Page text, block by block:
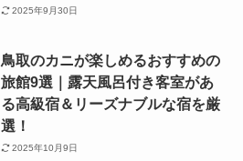
2025年9月30日
鳥取のカニが楽しめるおすすめの
旅館9選｜露天風呂付き客室があ
る高級宿＆リーズナブルな宿を厳
選！
2025年10月9日